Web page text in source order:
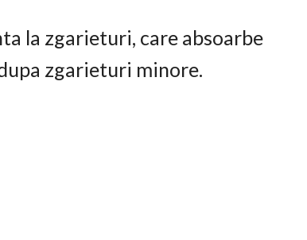
la zgarieturi, care absoarbe
zgarieturi minore.